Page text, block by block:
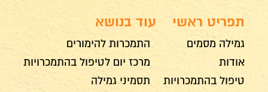
תפריט ראשי
גמילה מסמים
אודות
טיפול בהתמכרויות
עוד בנושא
התמכרות להימורים
מרכז יום לטיפול בהתמכרויות
תסמיני גמילה